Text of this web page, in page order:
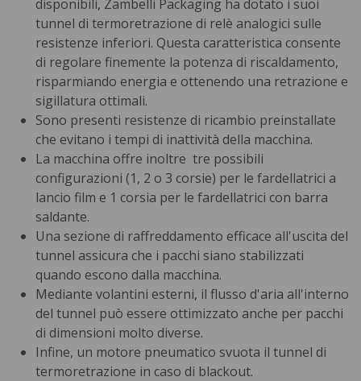
disponibili, Zambelli Packaging ha dotato i suoi
tunnel di termoretrazione di relè analogici sulle
resistenze inferiori. Questa caratteristica consente
di regolare finemente la potenza di riscaldamento,
risparmiando energia e ottenendo una retrazione e
sigillatura ottimali.
Sono presenti resistenze di ricambio preinstallate
che evitano i tempi di inattività della macchina.
La macchina offre inoltre tre possibili
configurazioni (1, 2 o 3 corsie) per le fardellatrici a
lancio film e 1 corsia per le fardellatrici con barra
saldante.
Una sezione di raffreddamento efficace all'uscita del
tunnel assicura che i pacchi siano stabilizzati
quando escono dalla macchina.
Mediante volantini esterni, il flusso d'aria all'interno
del tunnel può essere ottimizzato anche per pacchi
di dimensioni molto diverse.
Infine, un motore pneumatico svuota il tunnel di
termoretrazione in caso di blackout.